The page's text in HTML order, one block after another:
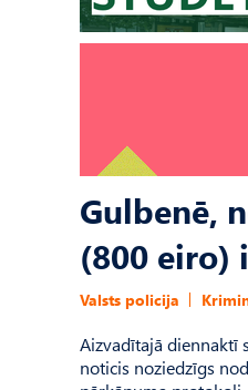
Gulbenē,
(800 eiro)
Valsts policija
Aizvadītajā diennaktī
noticis noziedzīgs